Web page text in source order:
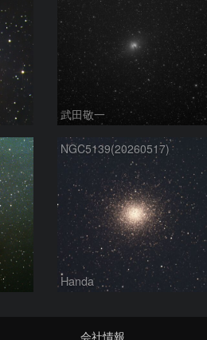
武田敬一
NGC5139(20260517)
Handa
会社情報